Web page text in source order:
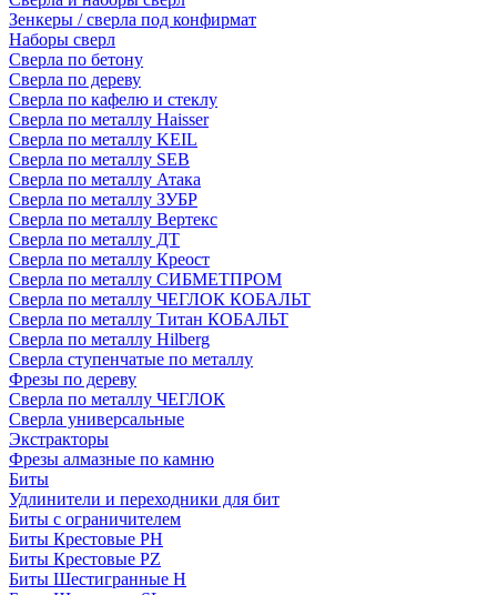
Зенкеры / сверла под конфирмат
Наборы сверл
Сверла по бетону
Сверла по дереву
Сверла по кафелю и стеклу
Сверла по металлу Haisser
Сверла по металлу KEIL
Сверла по металлу SEB
Сверла по металлу Атака
Сверла по металлу ЗУБР
Сверла по металлу Вертекс
Сверла по металлу ДТ
Сверла по металлу Креост
Сверла по металлу СИБМЕТПРОМ
Сверла по металлу ЧЕГЛОК КОБАЛЬТ
Сверла по металлу Титан КОБАЛЬТ
Сверла по металлу Hilberg
Сверла ступенчатые по металлу
Фрезы по дереву
Сверла по металлу ЧЕГЛОК
Сверла универсальные
Экстракторы
Фрезы алмазные по камню
Биты
Удлинители и переходники для бит
Биты с ограничителем
Биты Крестовые PH
Биты Крестовые PZ
Биты Шестигранные H